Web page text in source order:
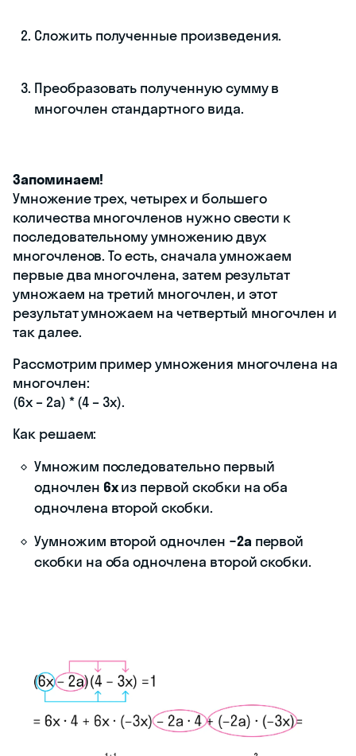
Сложить полученные произведения.
Преобразовать полученную сумму в
многочлен стандартного вида.
Запоминаем!
Умножение трех, четырех и большего
количества многочленов нужно свести к
последовательному умножению двух
многочленов. То есть, сначала умножаем
первые два многочлена, затем результат
умножаем на третий многочлен, и этот
результат умножаем на четвертый многочлен и
так далее.
Рассмотрим пример умножения многочлена на
многочлен:
(6x – 2a) * (4 – 3x).
Как решаем:
Умножим последовательно первый
одночлен 6xиз первой скобки на оба
одночлена второй скобки.
Уумножим второй одночлен −2a первой
скобки на оба одночлена второй скобки.